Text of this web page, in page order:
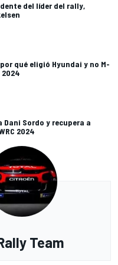
del líder del rally,
qué eligió Hyundai y no M-
2024
Dani Sordo y recupera a
2024
Team